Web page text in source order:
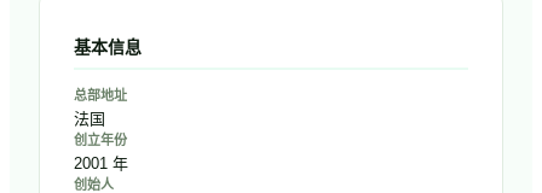
基本信息
总部地址
法国
创立年份
2001 年
创始人